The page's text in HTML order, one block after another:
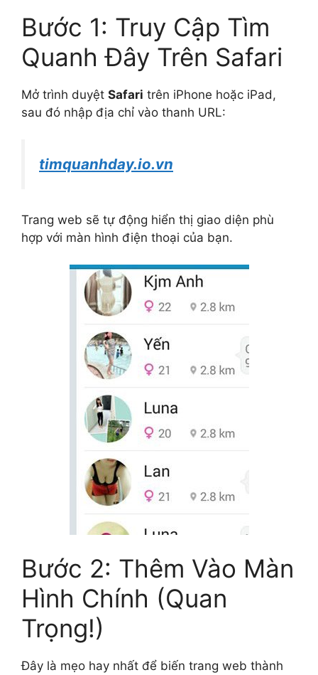
Bước 1: Truy Cập Tìm
Quanh Đây Trên Safari
Mở trình duyệt Safari trên iPhone hoặc iPad,
sau đó nhập địa chỉ vào thanh URL:
timquanhday.io.vn
Trang web sẽ tự động hiển thị giao diện phù
hợp với màn hình điện thoại của bạn.
Bước 2: Thêm Vào Màn
Hình Chính (Quan
Trọng!)
Đây là mẹo hay nhất để biến trang web thành